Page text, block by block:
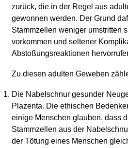
zurück, die in der Regel aus
gewonnen werden. Der Grund
Stammzellen weniger umstritten
vorkommen und seltener
Abstoßungsreaktionen
Zu diesen adulten Geweben
Die Nabelschnur gesunder
Plazenta. Die ethischen
einige Menschen glauben, dass
Stammzellen aus der
der Tötung eines Menschen